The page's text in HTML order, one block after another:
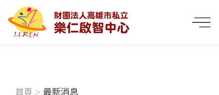
首頁 最新消息